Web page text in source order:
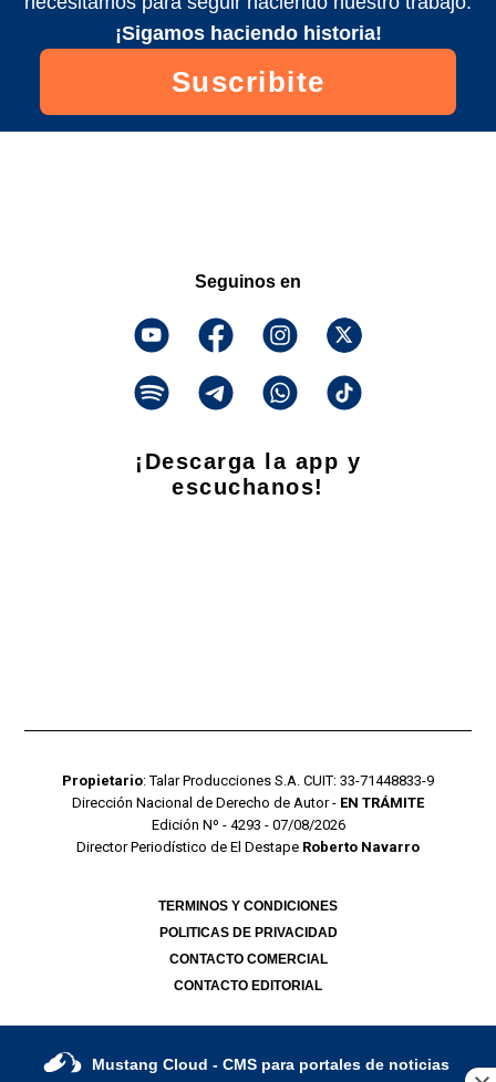
¡Sigamos haciendo historia!
Suscribite
Seguinos en
¡Descarga la app y
escuchanos!
Propietario: Talar Producciones S.A. CUIT: 33-71448833-9
Dirección Nacional de Derecho de Autor - EN TRÁMITE
Edición Nº - 4293 - 07/08/2026
Director Periodístico de El Destape Roberto Navarro
TERMINOS Y CONDICIONES
POLITICAS DE PRIVACIDAD
CONTACTO COMERCIAL
CONTACTO EDITORIAL
Mustang Cloud - CMS para portales de noticias